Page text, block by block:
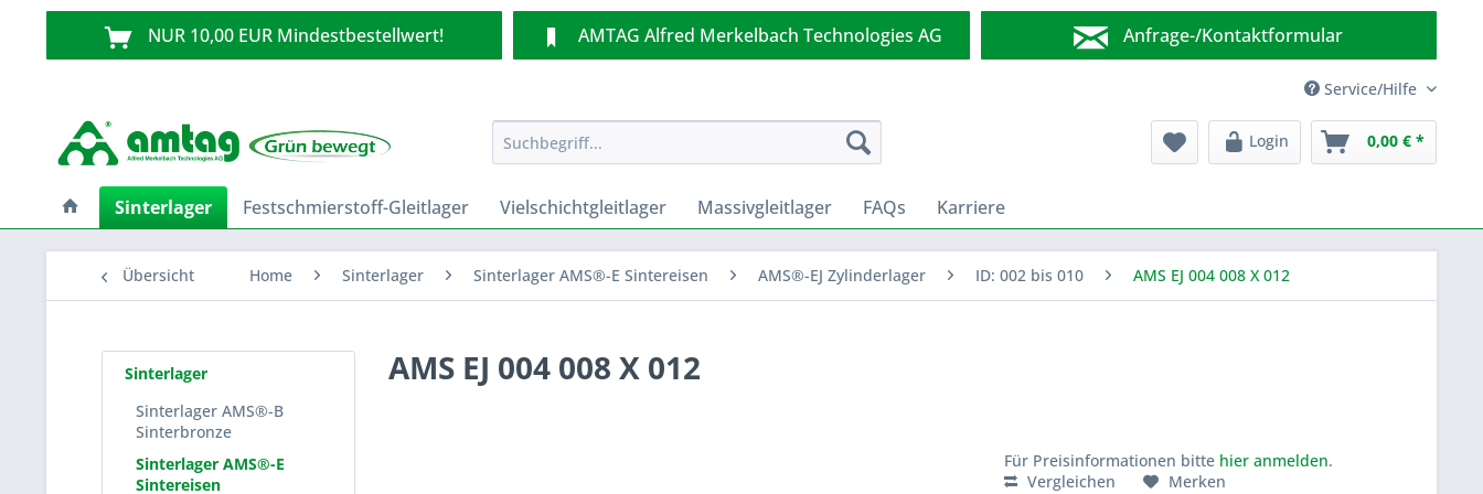
NUR 10,00 EUR Mindestbestellwert! AMTAG Alfred Merkelbach Technologies AG
Anfrage-/Kontaktformular
Wir sind für Sie da! Service/Hilfe
Login 0,00 € *
Sinterlager Festschmierstoff-Gleitlager Vielschichtgleitlager Massivgleitlager FAQs Karriere
Übersicht Home Sinterlager Sinterlager AMS®-E Sintereisen AMS®-EJ Zylinderlager ID: 002 bis 010 AMS EJ 004 008 X 012
Sinterlager
Sinterlager AMS®-B
Sinterbronze
Sinterlager AMS®-E
Sintereisen
AMS EJ 004 008 X 012
Für Preisinformationen bitte hier anmelden.
Vergleichen
Merken